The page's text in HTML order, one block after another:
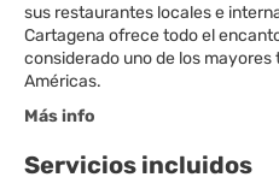
sus restaurantes locales e
Cartagena ofrece todo el
considerado uno de los
Américas.
Más info
Servicios incluidos